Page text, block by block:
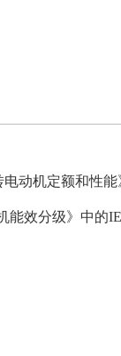
动机定额和性能
能效分级》中的